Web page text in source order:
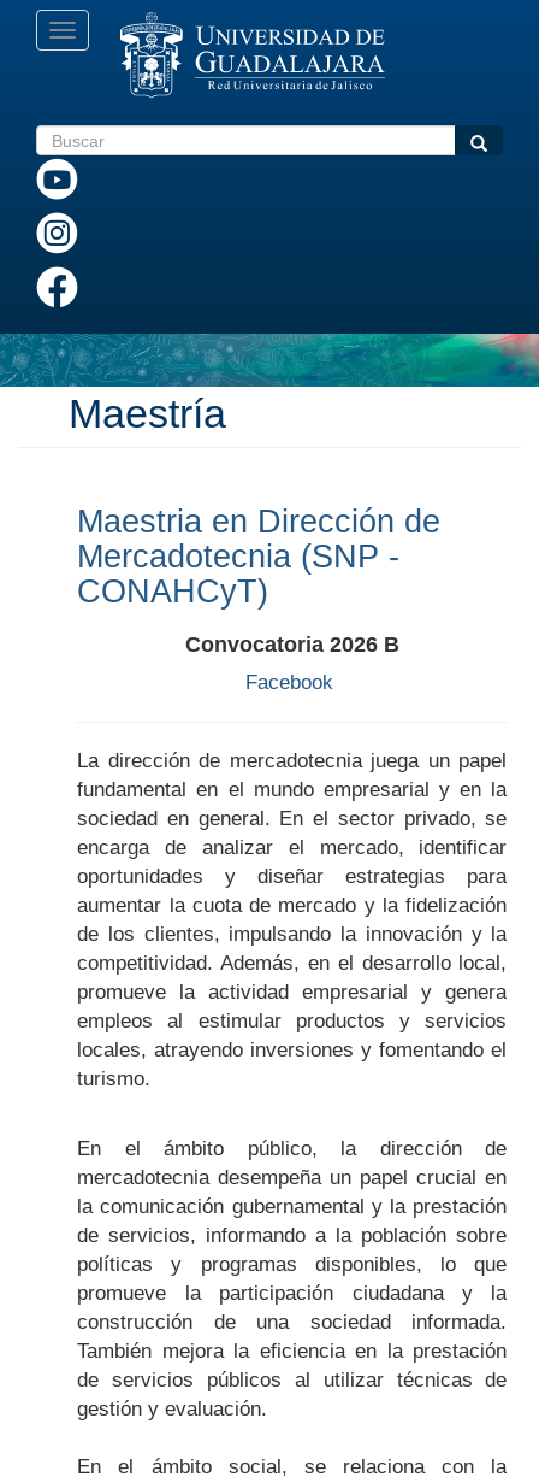
Pasar
Toggle
navigation
Buscar Buscar
Maestría
Maestria en Dirección de
Mercadotecnia (SNP -
CONAHCyT)
Convocatoria 2026 B
Facebook
La dirección de mercadotecnia juega un papel
fundamental en el mundo empresarial y en la
sociedad en general. En el sector privado, se
encarga de analizar el mercado, identificar
oportunidades y diseñar estrategias para
aumentar la cuota de mercado y la fidelización
de los clientes, impulsando la innovación y la
competitividad. Además, en el desarrollo local,
promueve la actividad empresarial y genera
empleos al estimular productos y servicios
locales, atrayendo inversiones y fomentando el
turismo.
En el ámbito público, la dirección de
mercadotecnia desempeña un papel crucial en
la comunicación gubernamental y la prestación
de servicios, informando a la población sobre
políticas y programas disponibles, lo que
promueve la participación ciudadana y la
construcción de una sociedad informada.
También mejora la eficiencia en la prestación
de servicios públicos al utilizar técnicas de
gestión y evaluación.
En el ámbito social, se relaciona con la